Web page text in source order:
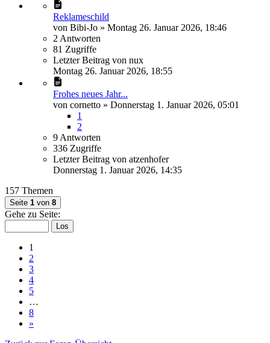
Reklameschild
von Bibi-Jo » Montag 26. Januar 2026, 18:46
2 Antworten
81 Zugriffe
Letzter Beitrag von nux
Montag 26. Januar 2026, 18:55
Frohes neues Jahr...
von cornetto » Donnerstag 1. Januar 2026, 05:01
1
2
9 Antworten
336 Zugriffe
Letzter Beitrag von atzenhofer
Donnerstag 1. Januar 2026, 14:35
157 Themen
Seite 1 von 8
Gehe zu Seite:
1
2
3
4
5
…
8
»